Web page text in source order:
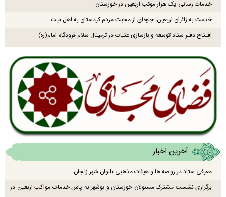
خدمات رسانی یک هزار موکب اربعین در خوزستان
خدمت به زائران اربعین، جلوه‌ای از محبت مردم کردستان به اهل بیت
افتتاح دفتر ستاد توسعه و بازسازی عتبات در ترمینال سلام فرودگاه امام(ره)
آخرین اخبار
معرفی ستاد در روضه ها و هیئات مذهبی بانوان شهر زنجان
برگزاری نشست مشترک مسئولان خوزستان و بوشهر به پاس خدمات مواکب اربعین در